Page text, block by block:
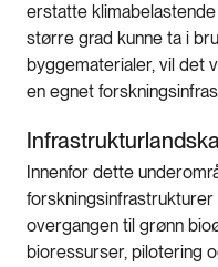
erstatte
større grad kunne ta i
byggematerialer, vil det
en egnet
Innenfor dette
overgangen til grønn
bioressurser, pilotering